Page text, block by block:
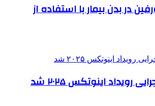
در بدن بیمار با استفاده از
رویداد اینوتکس ۲۰۲۵ شد